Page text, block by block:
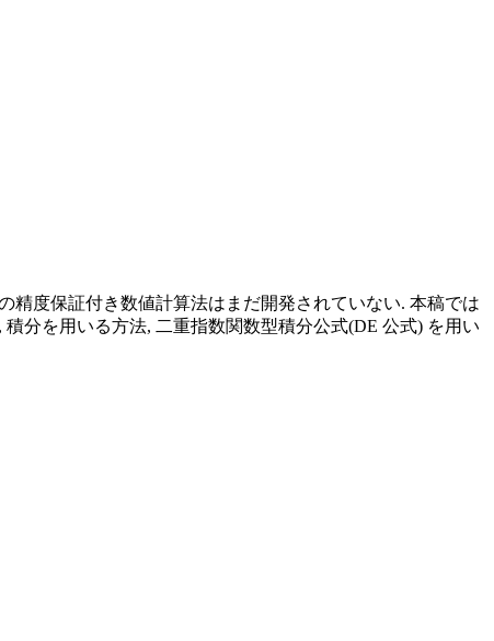
精度保証付き数値計算法はまだ開発されていない. 本稿では
分を用いる方法, 二重指数関数型積分公式(DE 公式) を用い